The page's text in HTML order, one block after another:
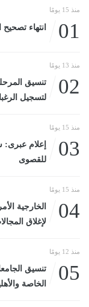
منذ 15 يومًا
01 انتهاء تصحيح
منذ 13 يومًا
02
لتسجيل
منذ 15 يومًا
03
إعلام عبرى:
للقصوى
منذ 15 يومًا
04
الخارجية
لإغلاق
منذ 12 يومًا
05
الخاصة